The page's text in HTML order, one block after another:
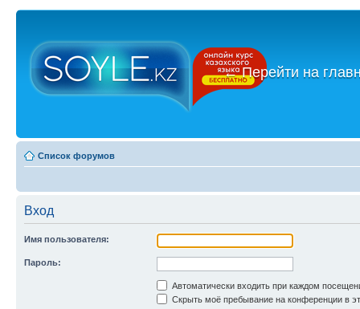
←Перейти на
Список форумов
Вход
Имя пользователя:
Пароль:
Автоматически входить при каждом
Скрыть моё пребывание на конференции в